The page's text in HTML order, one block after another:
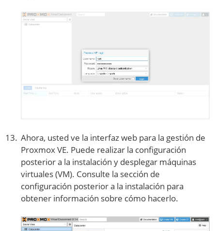
Ahora, usted ve la interfaz web para la gestión de
Proxmox VE. Puede realizar la configuración
posterior a la instalación y desplegar máquinas
virtuales (VM). Consulte la sección de
configuración posterior a la instalación para
obtener información sobre cómo hacerlo.